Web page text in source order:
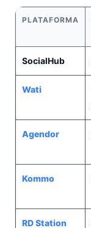
PLATAFORMA
SocialHub
Wati
Agendor
Kommo
RD Station